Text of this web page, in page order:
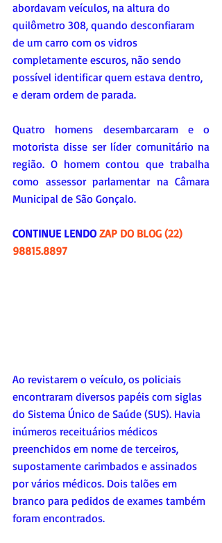
abordavam veículos, na altura do
quilômetro 308, quando desconfiaram
de um carro com os vidros
completamente escuros, não sendo
possível identificar quem estava dentro,
e deram ordem de parada.
Quatro homens desembarcaram e o
motorista disse ser líder comunitário na
região. O homem contou que trabalha
como assessor parlamentar na Câmara
Municipal de São Gonçalo.
CONTINUE LENDO ZAP DO BLOG (22)
98815.8897
Ao revistarem o veículo, os policiais
encontraram diversos papéis com siglas
do Sistema Único de Saúde (SUS). Havia
inúmeros receituários médicos
preenchidos em nome de terceiros,
supostamente carimbados e assinados
por vários médicos. Dois talões em
branco para pedidos de exames também
foram encontrados.